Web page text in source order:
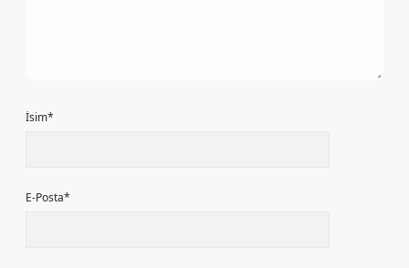
İsim*
E-Posta*